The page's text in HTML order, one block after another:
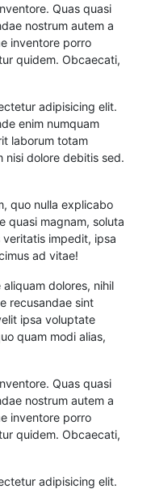
Quas quasi
nostrum autem a
inventore porro
quidem. Obcaecati,
adipisicing elit.
enim numquam
laborum totam
nisi dolore debitis sed.
quo nulla explicabo
quasi magnam, soluta
veritatis impedit, ipsa
ad vitae!
dolores, nihil
recusandae sint
ipsa voluptate
quam modi alias,
Quas quasi
nostrum autem a
inventore porro
quidem. Obcaecati,
adipisicing elit.